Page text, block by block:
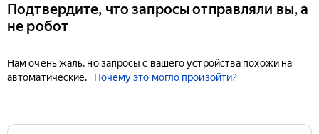
Подтвердите, что запросы отправляли вы, а
не робот
Нам очень жаль, но запросы с вашего устройства похожи на
автоматические.
Почему это могло произойти?